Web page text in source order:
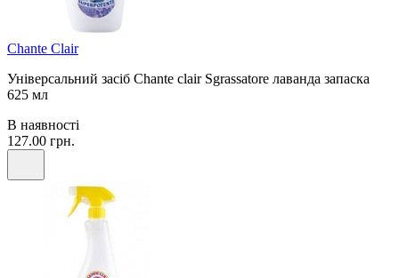
Chante Clair
Універсальний засіб Chante clair Sgrassatore лаванда запаска
625 мл
В наявності
127.00 грн.